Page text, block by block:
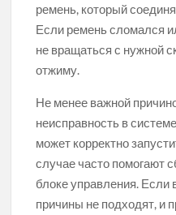
ремень, который
Если ремень сломался
не вращаться с нужной
отжиму.
Не менее важной
неисправность в
может корректно
случае часто помогают
блоке управления.
причины не подходят, и